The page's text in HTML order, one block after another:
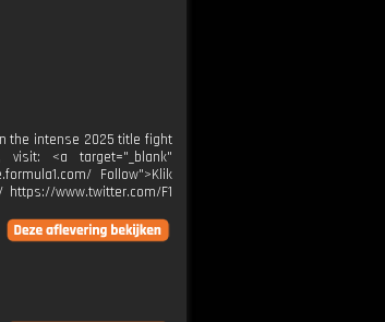
the intense 2025 title fight
<a target="_blank"
Follow">Klik
https://www.twitter.com/F1